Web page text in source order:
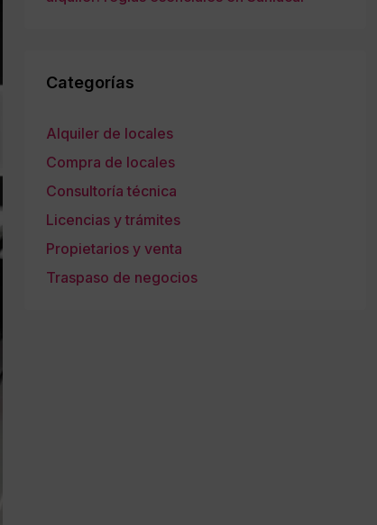
Categorías
Alquiler de locales
Compra de locales
Consultoría técnica
Licencias y trámites
Propietarios y venta
Traspaso de negocios